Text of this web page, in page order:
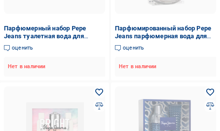
Парфюмерный набор Pepe
Jeans туалетная вода для
женщин Cocktail Edition 30 мл/
лосьон для тела 50 мл/гель для
оценить
Нет в наличии
Парфюмированный набор Pepe
Jeans парфюмерная вода для
женщин Bright 80 мл/лосьон для
тела 100 мл (PPJ093)
оценить
Нет в наличии